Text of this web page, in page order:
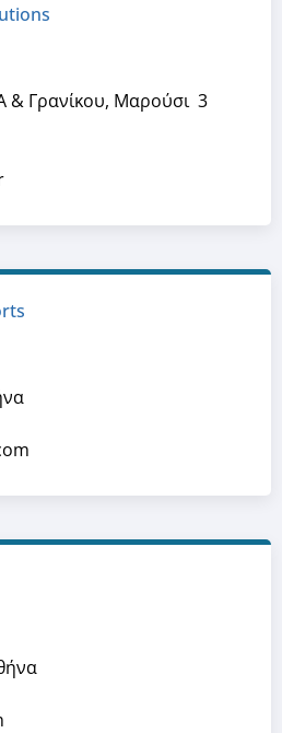
& Γρανίκου, Μαρούσι 3